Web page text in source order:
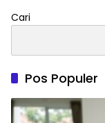
Cari
Pos Populer